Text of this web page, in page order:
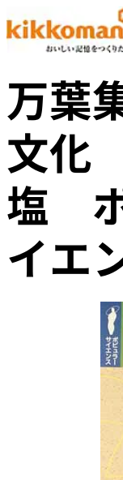
万葉
文化
塩
イエ